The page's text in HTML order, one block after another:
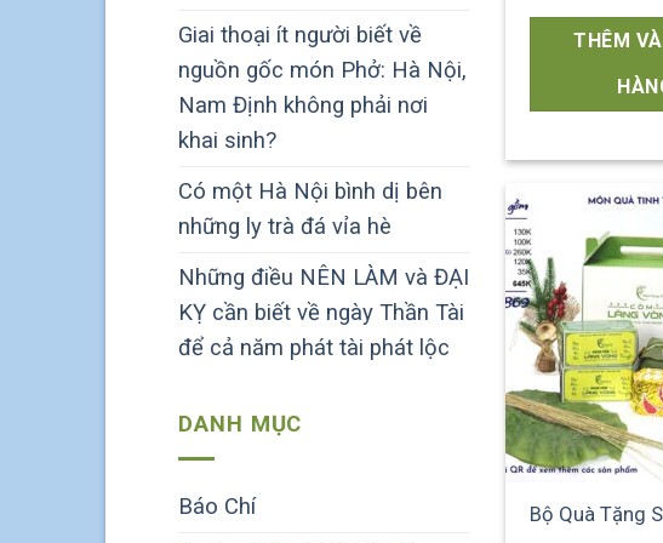
Giai thoại ít người biết về
nguồn gốc món Phở: Hà Nội,
Nam Định không phải nơi
khai sinh?
Có một Hà Nội bình dị bên
những ly trà đá vỉa hè
Những điều NÊN LÀM và ĐẠI
KỴ cần biết về ngày Thần Tài
để cả năm phát tài phát lộc
DANH MỤC
Báo Chí
THÊM
Bộ Quà Tặng